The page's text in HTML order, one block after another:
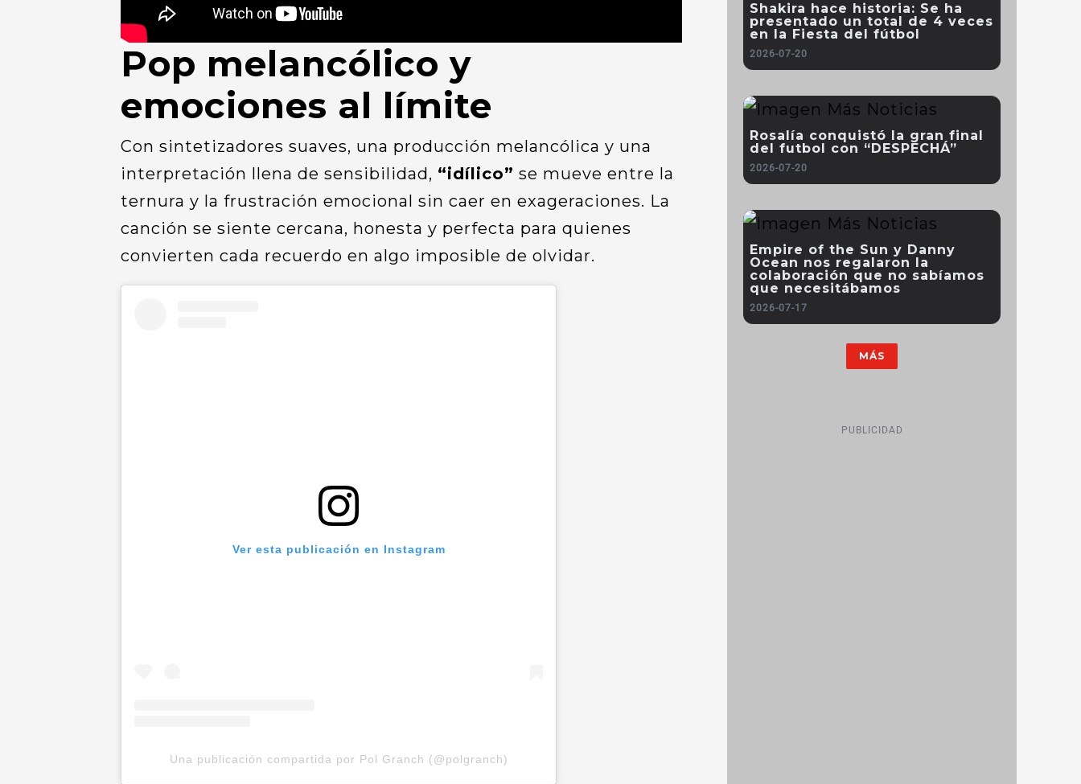
Pop melancólico y
emociones al límite
Con sintetizadores suaves, una producción melancólica y una
interpretación llena de sensibilidad, “idílico” se mueve entre la
ternura y la frustración emocional sin caer en exageraciones. La
canción se siente cercana, honesta y perfecta para quienes
convierten cada recuerdo en algo imposible de olvidar.
Ver esta publicación en Instagram
Una publicación compartida por Pol Granch (@polgranch)
Shakira hace historia: Se ha
presentado un total de 4 veces
en la Fiesta del fútbol
2026-07-20
Rosalía conquistó la gran final
del futbol con “DESPECHÁ”
2026-07-20
Empire of the Sun y Danny
Ocean nos regalaron la
colaboración que no sabíamos
que necesitábamos
2026-07-17
MÁS
PUBLICIDAD